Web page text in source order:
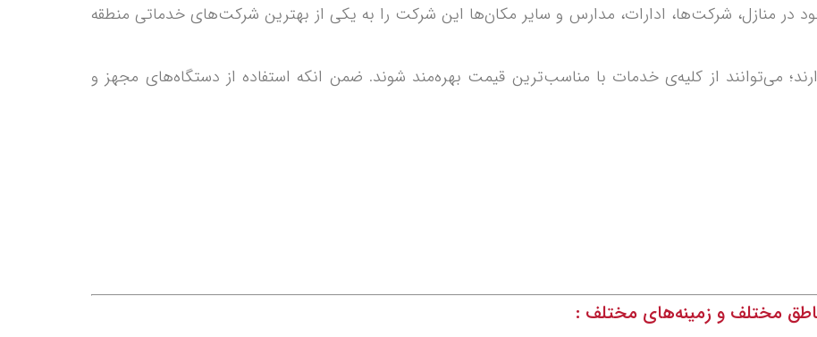
در منازل، شرکت‌ها، ادارات، مدارس و سایر مکان‌ها این شرکت را به یکی از بهترین شرکت‌های خدماتی منطقه
که در منطقه 10 سکونت دارند؛ می‌توانند از کلیه‌ی خدمات با مناسب‌ترین قیمت بهره‌مند شوند. ضمن انکه استفاده از دستگاه‌های مجهز و
مختلف و زمینه‌های مختلف :